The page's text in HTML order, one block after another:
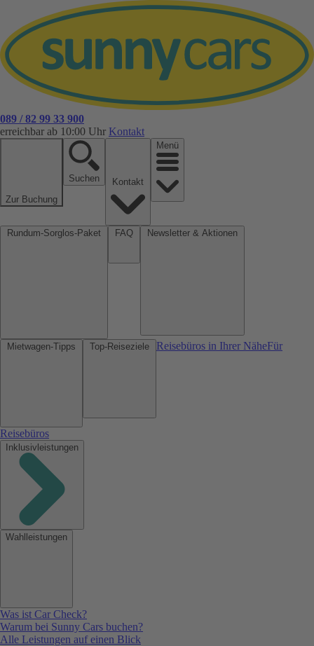
089 / 82 99 33 900
erreichbar ab 10:00 Uhr Kontakt
Zur Buchung
Suchen
Menü
Reisebüros in Ihrer NäheFür
Reisebüros
Inklusivleistungen
Wahlleistungen
Was ist Car Check?
Warum bei Sunny Cars buchen?
Alle Leistungen auf einen Blick